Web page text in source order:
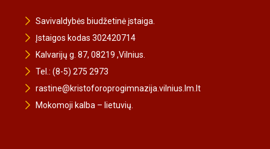
Savivaldybės biudžetinė įstaiga.
Įstaigos kodas 302420714
Kalvarijų g. 87, 08219 ,Vilnius.
Tel.: (8-5) 275 2973
rastine@kristoforoprogimnazija.vilnius.lm.lt
Mokomoji kalba – lietuvių.